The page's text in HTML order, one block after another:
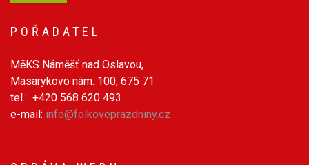
POŘADATEL
MěKS Náměšť nad Oslavou,
Masarykovo nám. 100, 675 71
tel.: +420 568 620 493
e-mail: info@folkoveprazdniny.cz